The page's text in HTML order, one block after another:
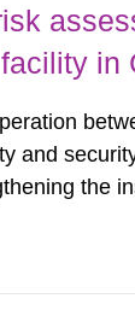
and
the
in